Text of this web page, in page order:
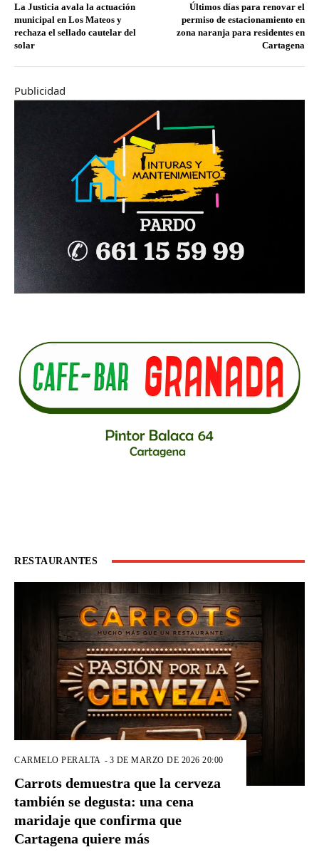
La Justicia avala la actuación
municipal en Los Mateos y
rechaza el sellado cautelar del
solar
Últimos días para renovar el
permiso de estacionamiento en
zona naranja para residentes en
Cartagena
Publicidad
RESTAURANTES
CARMELO PERALTA - 3 DE MARZO DE 2026 20:00
Carrots demuestra que la cerveza
también se degusta: una cena
maridaje que confirma que
Cartagena quiere más